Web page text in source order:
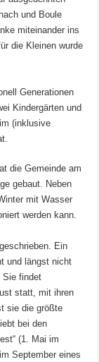
und Boule
miteinander ins
die Kleinen wurde
Generationen
Kindergärten und
(inklusive
die Gemeinde am
gebaut. Neben
mit Wasser
werden kann.
Ein
und längst nicht
Sie findet
statt, mit ihren
sie die größte
bei den
(1. Mai im
September eines